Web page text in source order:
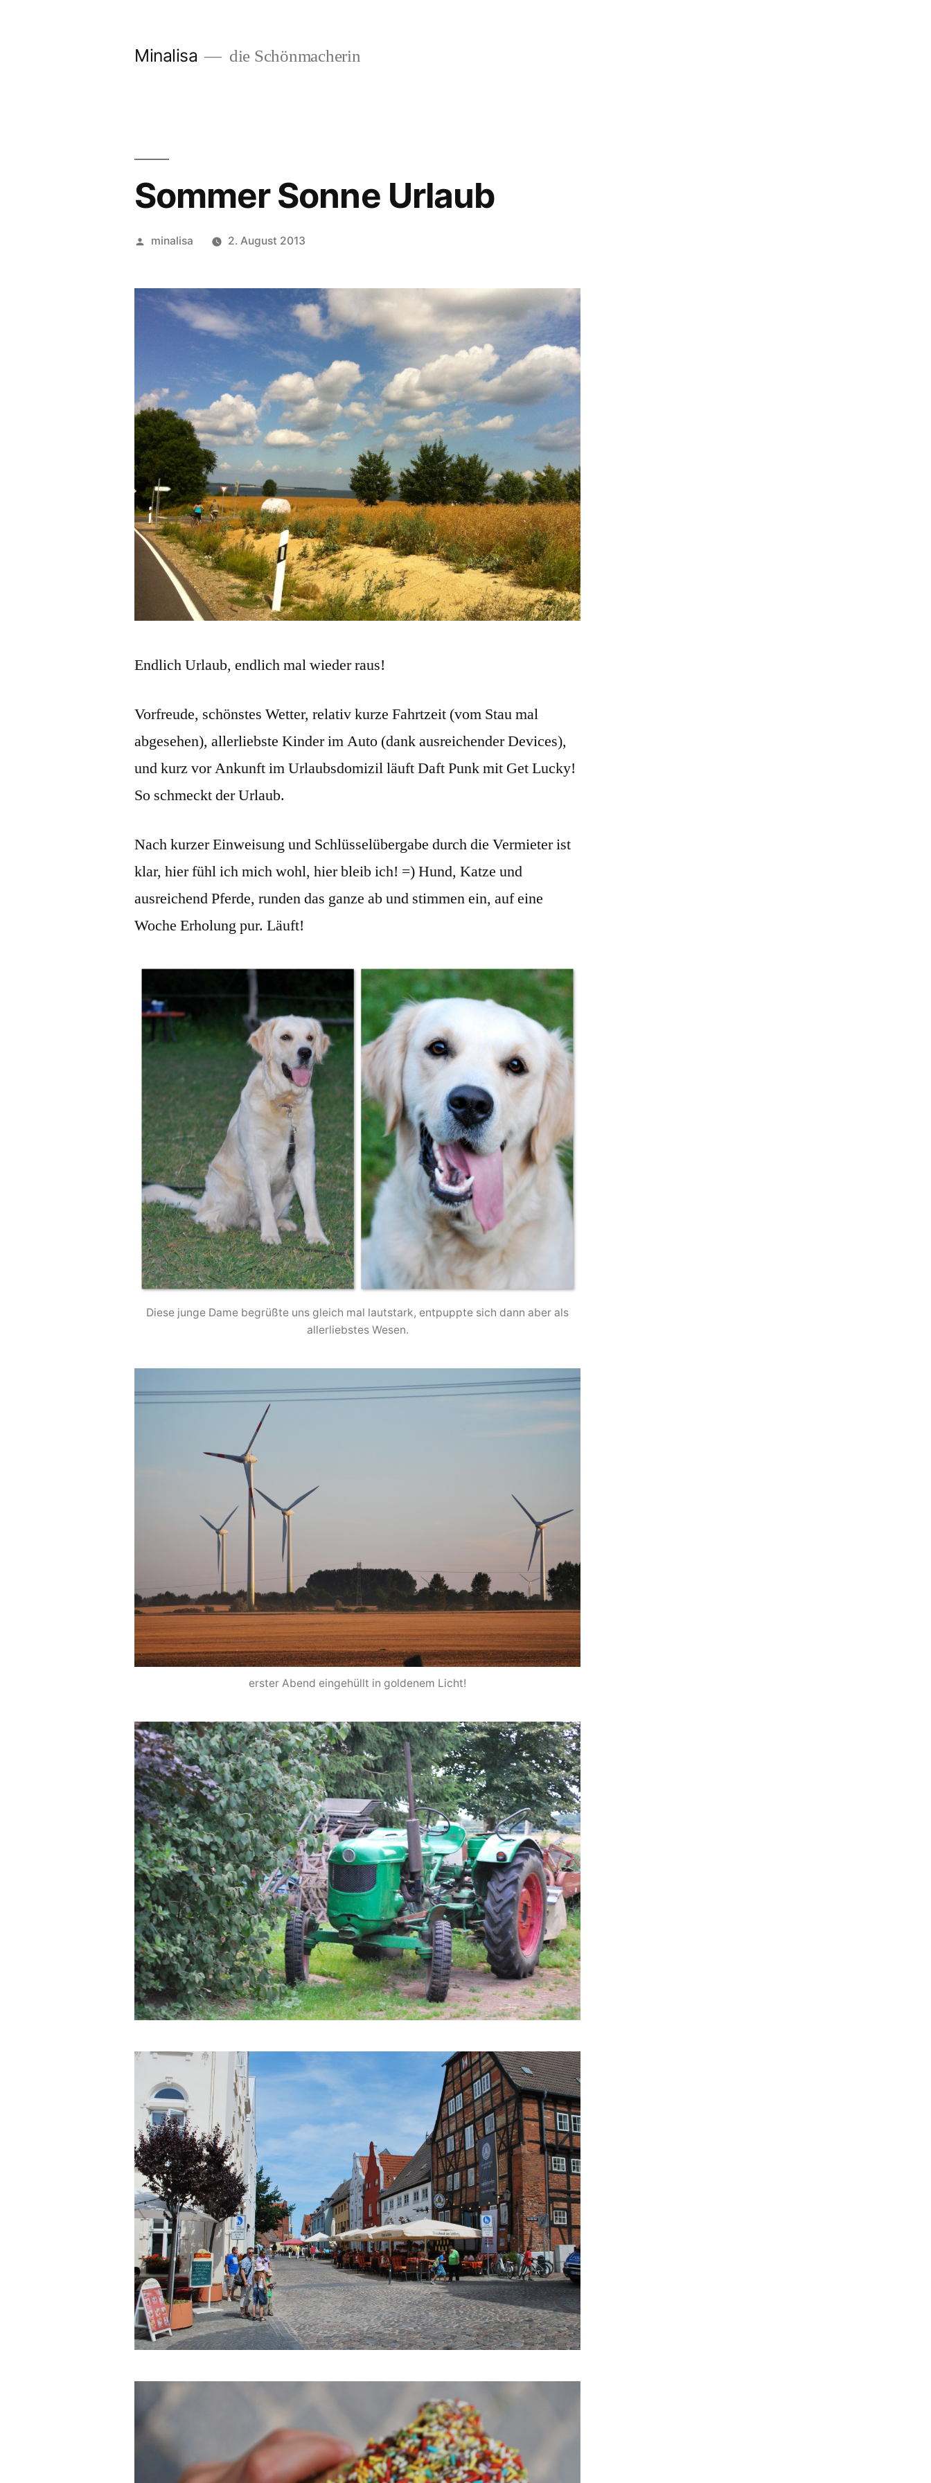
Minalisa die Schönmacherin
Sommer Sonne Urlaub
Veröffentlicht
minalisa 2. August 2013
Endlich Urlaub, endlich mal wieder raus!
Vorfreude, schönstes Wetter, relativ kurze Fahrtzeit (vom Stau mal
abgesehen), allerliebste Kinder im Auto (dank ausreichender Devices),
und kurz vor Ankunft im Urlaubsdomizil läuft Daft Punk mit Get Lucky!
So schmeckt der Urlaub.
Nach kurzer Einweisung und Schlüsselübergabe durch die Vermieter ist
klar, hier fühl ich mich wohl, hier bleib ich! =) Hund, Katze und
ausreichend Pferde, runden das ganze ab und stimmen ein, auf eine
Woche Erholung pur. Läuft!
Diese junge Dame begrüßte uns gleich mal lautstark, entpuppte sich dann aber als
allerliebstes Wesen.
erster Abend eingehüllt in goldenem Licht!